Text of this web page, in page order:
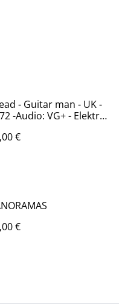
- Guitar man - UK -
-Audio: VG+ - Elektra
€
€